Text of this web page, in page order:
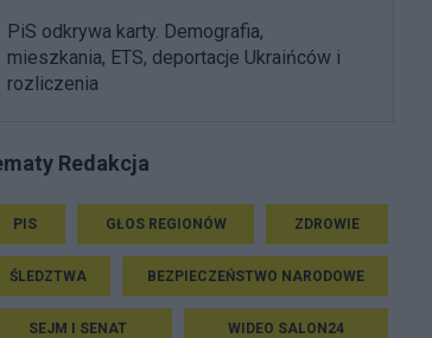
PiS odkrywa karty. Demografia,
mieszkania, ETS, deportacje Ukraińców i
rozliczenia
Redakcja
PIS GŁOS REGIONÓW ZDROWIE
ŚLEDZTWA BEZPIECZEŃSTWO NARODOWE
SEJM I SENAT WIDEO SALON24